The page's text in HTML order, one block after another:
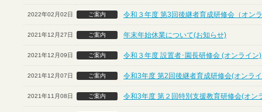
2022年02月02日 ご案内 令和３年度 第3回後継者育成研修会（オン
2021年12月27日 ご案内 年末年始休業について(お知らせ)
2021年12月09日 ご案内 令和３年度 設置者･園長研修会 (オンライン)
2021年12月07日 ご案内 令和3年度 第2回後継者育成研修会(オンラ
2021年11月08日 ご案内 令和3年度 第２回特別支援教育研修会(オン